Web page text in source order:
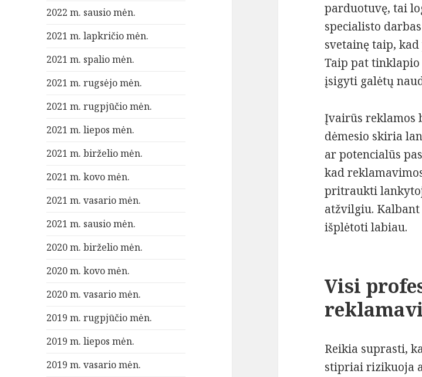
2022 m. sausio mėn.
2021 m. lapkričio mėn.
2021 m. spalio mėn.
2021 m. rugsėjo mėn.
2021 m. rugpjūčio mėn.
2021 m. liepos mėn.
2021 m. birželio mėn.
2021 m. kovo mėn.
2021 m. vasario mėn.
2021 m. sausio mėn.
2020 m. birželio mėn.
2020 m. kovo mėn.
2020 m. vasario mėn.
2019 m. rugpjūčio mėn.
2019 m. liepos mėn.
2019 m. vasario mėn.
parduotuvę, tai
specialisto
svetainę taip,
Taip pat
įsigyti galėtų
Įvairūs reklamos
dėmesio skiria
ar potencialūs
kad
pritraukti
atžvilgiu.
išplėtoti labiau.
Visi
Reikia suprasti,
stipriai rizikuoja